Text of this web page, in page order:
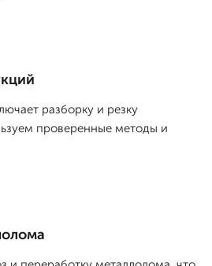
разборку и резку
проверенные методы и